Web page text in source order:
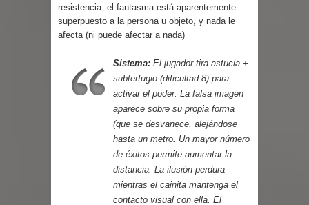
resistencia: el fantasma está aparentemente
superpuesto a la persona u objeto, y nada le
afecta (ni puede afectar a nada)
Sistema: El jugador tira astucia +
subterfugio (dificultad 8) para
activar el poder. La falsa imagen
aparece sobre su propia forma
(que se desvanece, alejándose
hasta un metro. Un mayor número
de éxitos permite aumentar la
distancia. La ilusión perdura
mientras el cainita mantenga el
contacto visual con ella. El